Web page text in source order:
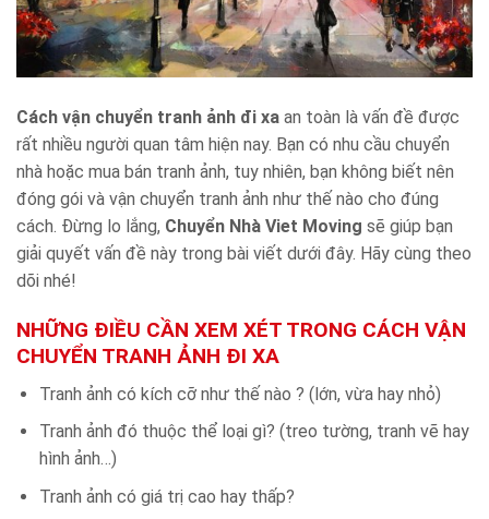
Cách vận chuyển tranh ảnh đi xa an toàn là vấn đề được
rất nhiều người quan tâm hiện nay. Bạn có nhu cầu chuyển
nhà hoặc mua bán tranh ảnh, tuy nhiên, bạn không biết nên
đóng gói và vận chuyển tranh ảnh như thế nào cho đúng
cách. Đừng lo lắng, Chuyển Nhà Viet Moving sẽ giúp bạn
giải quyết vấn đề này trong bài viết dưới đây. Hãy cùng theo
dõi nhé!
NHỮNG ĐIỀU CẦN XEM XÉT TRONG CÁCH VẬN
CHUYỂN TRANH ẢNH ĐI XA
Tranh ảnh có kích cỡ như thế nào ? (lớn, vừa hay nhỏ)
Tranh ảnh đó thuộc thể loại gì? (treo tường, tranh vẽ hay
hình ảnh…)
Tranh ảnh có giá trị cao hay thấp?